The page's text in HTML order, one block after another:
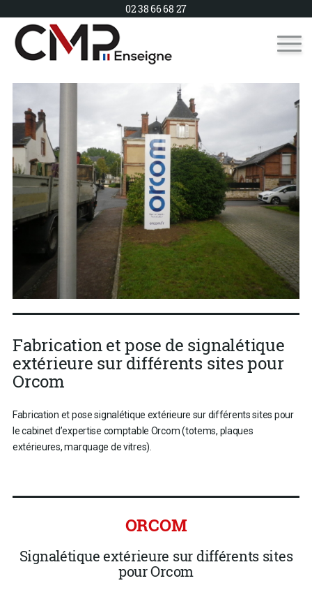
02 38 66 68 27
Fabrication et pose de signalétique
extérieure sur différents sites pour
Orcom
Fabrication et pose signalétique extérieure sur différents sites pour
le cabinet d’expertise comptable Orcom (totems, plaques
extérieures, marquage de vitres).
ORCOM
Signalétique extérieure sur différents sites
pour Orcom